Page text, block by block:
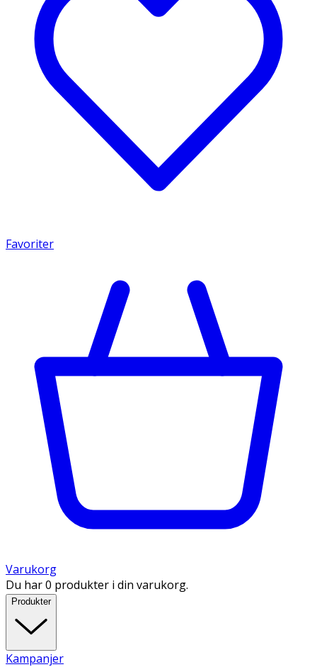
Favoriter
Varukorg
Du har 0 produkter i din varukorg.
Produkter
Kampanjer